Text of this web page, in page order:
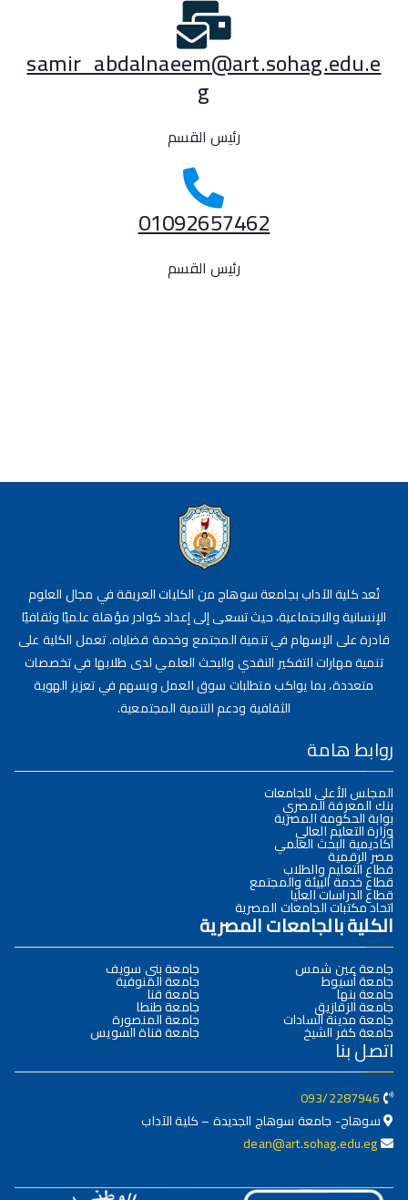
samir_abdalnaeem@art.sohag.edu.e
g
رئيس القسم
01092657462
رئيس القسم
تُعد كلية الآداب بجامعة سوهاج من الكليات العريقة في مجال العلوم
الإنسانية والاجتماعية، حيث تسعى إلى إعداد كوادر مؤهلة علميًا وثقافيًا
قادرة على الإسهام في تنمية المجتمع وخدمة قضاياه. تعمل الكلية على
تنمية مهارات التفكير النقدي والبحث العلمي لدى طلابها في تخصصات
متعددة، بما يواكب متطلبات سوق العمل ويسهم في تعزيز الهوية
الثقافية ودعم التنمية المجتمعية.
روابط هامة
المجلس الأعلى للجامعات
بنك المعرفة المصري
بوابة الحكومة المصرية
وزارة التعليم العالي
أكاديمية البحث العلمي
مصر الرقمية
قطاع التعليم والطلاب
قطاع خدمة البيئة والمجتمع
قطاع الدراسات العليا
اتحاد مكتبات الجامعات المصرية
الكلية بالجامعات المصرية
جامعة عين شمس
جامعة أسيوط
جامعة بنها
جامعة الزقازيق
جامعة مدينة السادات
جامعة كفر الشيخ
جامعة بني سويف
جامعة المنوفية
جامعة قنا
جامعة طنطا
جامعة المنصورة
جامعة قناة السويس
اتصل بنا
093/2287946
سوهاج- جامعة سوهاج الجديدة – كلية الآداب